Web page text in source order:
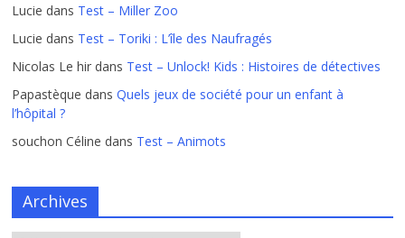
Lucie dans Test – Miller Zoo
Lucie dans Test – Toriki : L’île des Naufragés
Nicolas Le hir dans Test – Unlock! Kids : Histoires de détectives
Papastèque dansQuels jeux de société pour un enfant à
l’hôpital ?
souchon Céline dans Test – Animots
Archives